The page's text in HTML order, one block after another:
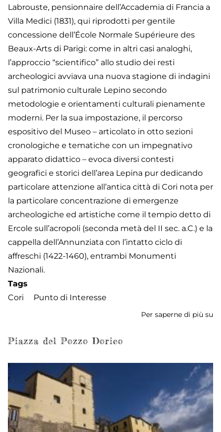
Labrouste, pensionnaire dell’Accademia di Francia a
Villa Medici (1831), qui riprodotti per gentile
concessione dell’École Normale Supérieure des
Beaux-Arts di Parigi: come in altri casi analoghi,
l’approccio “scientifico” allo studio dei resti
archeologici avviava una nuova stagione di indagini
sul patrimonio culturale Lepino secondo
metodologie e orientamenti culturali pienamente
moderni. Per la sua impostazione, il percorso
espositivo del Museo – articolato in otto sezioni
cronologiche e tematiche con un impegnativo
apparato didattico – evoca diversi contesti
geografici e storici dell’area Lepina pur dedicando
particolare attenzione all’antica città di Cori nota per
la particolare concentrazione di emergenze
archeologiche ed artistiche come il tempio detto di
Ercole sull’acropoli (seconda metà del II sec. a.C.) e la
cappella dell’Annunziata con l’intatto ciclo di
affreschi (1422-1460), entrambi Monumenti
Nazionali.
Tags
Cori
Punto di Interesse
Per saperne di più su
Piazza del Pozzo Dorico